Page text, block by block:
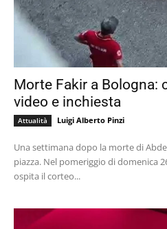
Morte Fakir a Bologna:
video e inchiesta
Attualità Luigi Alberto Pinzi
Una settimana dopo la morte di
piazza. Nel pomeriggio di domenica
ospita il corteo...